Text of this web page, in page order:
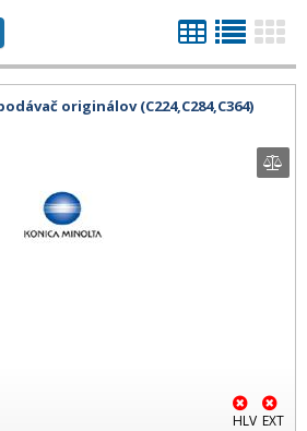
originálov (C224,C284,C364)
HLV EXT